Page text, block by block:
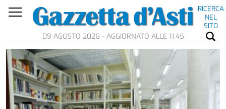
RICERCA
NEL
SITO
09 AGOSTO 2026 - AGGIORNATO ALLE 11.45